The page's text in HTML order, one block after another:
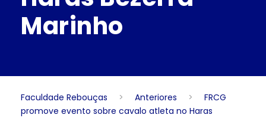
Marinho
Faculdade Rebouças > Anteriores >
FRCG
promove evento sobre cavalo atleta no Haras